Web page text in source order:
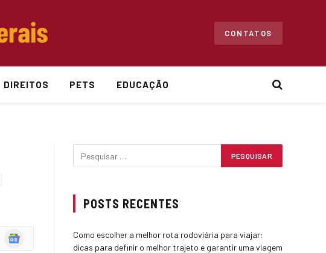
CONTATOS
DIREITOS PETS EDUCAÇÃO
Google
POSTS RECENTES
Como escolher a melhor rota rodoviária para viajar:
dicas para definir o melhor trajeto e garantir uma viagem